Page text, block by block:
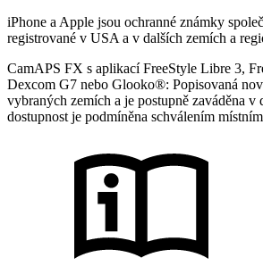
iPhone a Apple jsou ochranné známky
registrované v USA a v dalších zemích a
CamAPS FX s aplikací FreeStyle Libre 3,
Dexcom G7 nebo Glooko®: Popisovaná
vybraných zemích a je postupně zaváděna v
dostupnost je podmíněna schválením